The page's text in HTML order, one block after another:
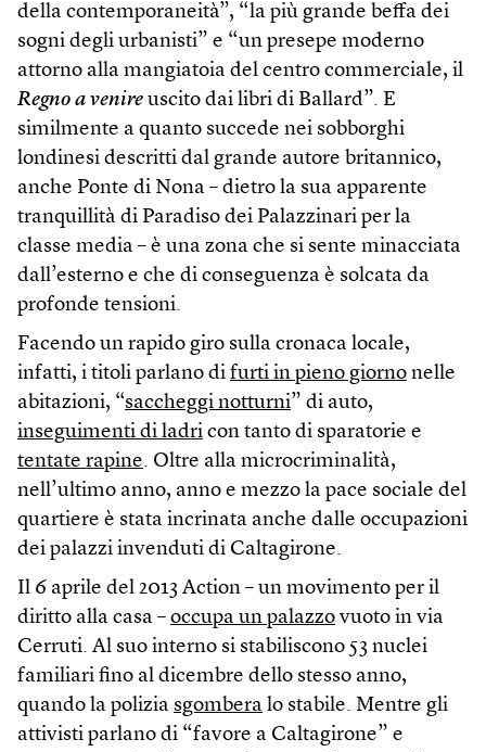
della contemporaneità”, “la più grande beffa dei
sogni degli urbanisti” e “un presepe moderno
attorno alla mangiatoia del centro commerciale, il
Regno a venire uscito dai libri di Ballard”. E
similmente a quanto succede nei sobborghi
londinesi descritti dal grande autore britannico,
anche Ponte di Nona – dietro la sua apparente
tranquillità di Paradiso dei Palazzinari per la
classe media – è una zona che si sente minacciata
dall’esterno e che di conseguenza è solcata da
profonde tensioni.
Facendo un rapido giro sulla cronaca locale,
infatti, i titoli parlano di furti in pieno giorno nelle
abitazioni, “saccheggi notturni” di auto,
inseguimenti di ladri con tanto di sparatorie e
tentate rapine. Oltre alla microcriminalità,
nell’ultimo anno, anno e mezzo la pace sociale del
quartiere è stata incrinata anche dalle occupazioni
dei palazzi invenduti di Caltagirone.
Il 6 aprile del 2013 Action – un movimento per il
diritto alla casa – occupa un palazzo vuoto in via
Cerruti. Al suo interno si stabiliscono 53 nuclei
familiari fino al dicembre dello stesso anno,
quando la polizia sgombera lo stabile. Mentre gli
attivisti parlano di “favore a Caltagirone” e